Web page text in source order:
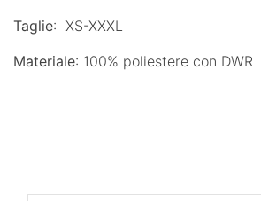
Taglie: XS-XXXL
Materiale: 100% poliestere con DWR